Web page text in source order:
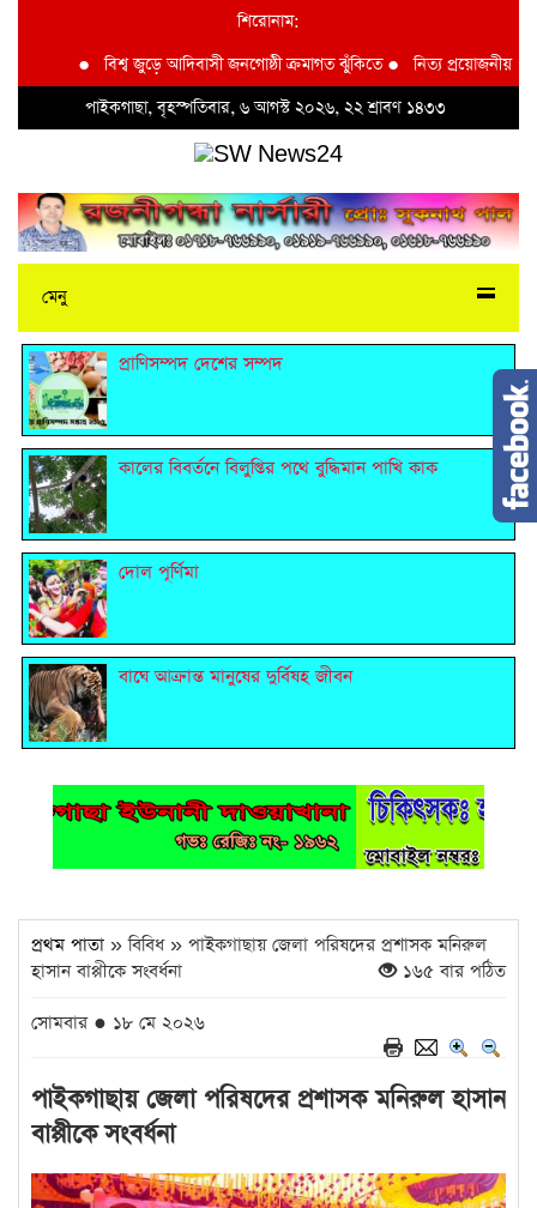
শিরোনাম:
বিশ্ব জুড়ে আদিবাসী জনগোষ্ঠী ক্রমাগত ঝুঁকিতে●নিত্য প্রয়োজনীয়
পাইকগাছা, বৃহস্পতিবার, ৬ আগস্ট ২০২৬, ২২ শ্রাবণ ১৪৩৩
মেনু
প্রাণিসম্পদ দেশের সম্পদ
কালের বিবর্তনে বিলুপ্তির পথে বুদ্ধিমান পাখি কাক
দোল পূর্ণিমা
বাঘে আক্রান্ত মানুষের দুর্বিষহ জীবন
প্রথম পাতা » বিবিধ » পাইকগাছায় জেলা পরিষদের প্রশাসক মনিরুল
হাসান বাপ্পীকে সংবর্ধনা
১৬৫ বার পঠিত
সোমবার ● ১৮ মে ২০২৬
পাইকগাছায় জেলা পরিষদের প্রশাসক মনিরুল হাসান
বাপ্পীকে সংবর্ধনা